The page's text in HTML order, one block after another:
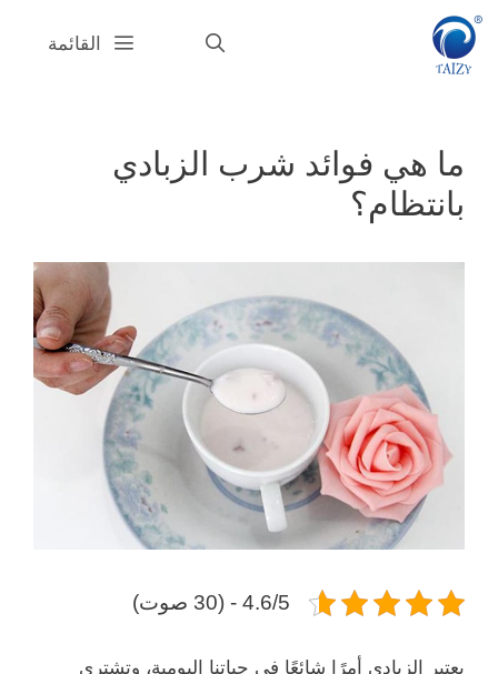
القائمة
ما هي فوائد شرب الزبادي
بانتظام؟
4.6/5 - (30 صوت)
يعتبر الزبادي أمرًا شائعًا في حياتنا اليومية، وتشتري